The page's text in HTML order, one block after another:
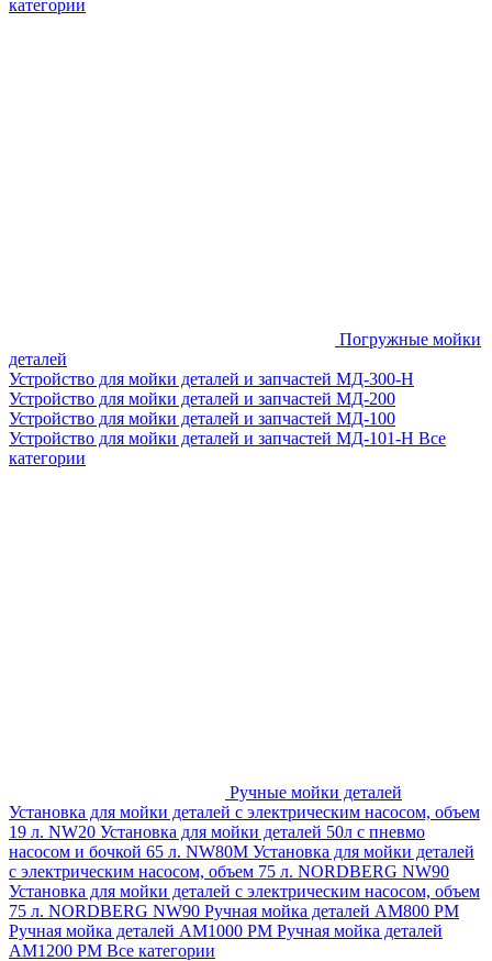
категории
Погружные мойки
деталей
Устройство для мойки деталей и запчастей МД-300-H
Устройство для мойки деталей и запчастей МД-200
Устройство для мойки деталей и запчастей МД-100
Устройство для мойки деталей и запчастей МД-101-Н Все
категории
Ручные мойки деталей
Установка для мойки деталей с электрическим насосом, объем
19 л. NW20 Установка для мойки деталей 50л с пневмо
насосом и бочкой 65 л. NW80M Установка для мойки деталей
с электрическим насосом, объем 75 л. NORDBERG NW90
Установка для мойки деталей с электрическим насосом, объем
75 л. NORDBERG NW90 Ручная мойка деталей АМ800 РМ
Ручная мойка деталей АМ1000 РМ Ручная мойка деталей
АМ1200 РМ Все категории